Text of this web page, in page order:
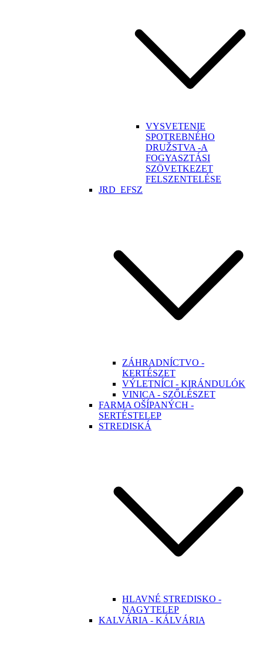
VYSVETENIE
SPOTREBNÉHO
DRUŽSTVA -A
FOGYASZTÁSI
SZÖVETKEZET
FELSZENTELÉSE
JRD_EFSZ
ZÁHRADNÍCTVO -
KERTÉSZET
VÝLETNÍCI - KIRÁNDULÓK
VINICA - SZŐLÉSZET
FARMA OŠÍPANÝCH -
SERTÉSTELEP
STREDISKÁ
HLAVNÉ STREDISKO -
NAGYTELEP
KALVÁRIA - KÁLVÁRIA